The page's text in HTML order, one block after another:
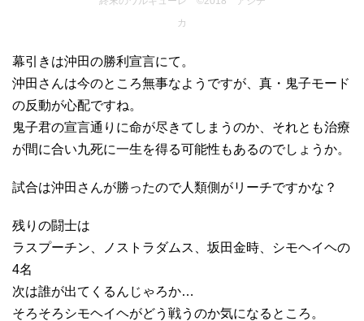
カ
幕引きは沖田の勝利宣言にて。
沖田さんは今のところ無事なようですが、真・鬼子モード
の反動が心配ですね。
鬼子君の宣言通りに命が尽きてしまうのか、それとも治療
が間に合い九死に一生を得る可能性もあるのでしょうか。
試合は沖田さんが勝ったので人類側がリーチですかな？
残りの闘士は
ラスプーチン、ノストラダムス、坂田金時、シモヘイヘの
4名
次は誰が出てくるんじゃろか…
そろそろシモヘイヘがどう戦うのか気になるところ。